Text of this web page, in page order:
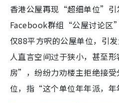
香港公屋再现“超细单位”引
Facebook群组“公屋讨论区
仅88平方呎的公屋单位，引
人直言空间过于狭小，甚至
房”，纷纷力劝楼主拒绝接受
位，指“这个单位年年派，年